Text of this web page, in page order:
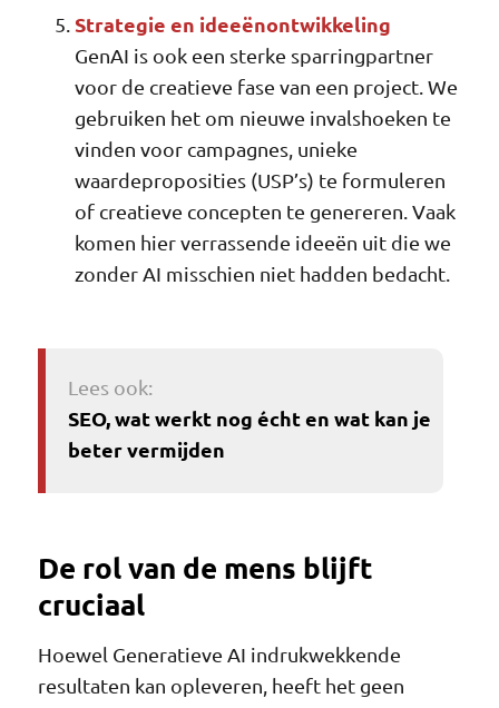
Strategie en ideeënontwikkeling
GenAI is ook een sterke sparringpartner
voor de creatieve fase van een project. We
gebruiken het om nieuwe invalshoeken te
vinden voor campagnes, unieke
waardeproposities (USP’s) te formuleren
of creatieve concepten te genereren. Vaak
komen hier verrassende ideeën uit die we
zonder AI misschien niet hadden bedacht.
Lees ook:
SEO, wat werkt nog écht en wat kan je
beter vermijden
De rol van de mens blijft
cruciaal
Hoewel Generatieve AI indrukwekkende
resultaten kan opleveren, heeft het geen